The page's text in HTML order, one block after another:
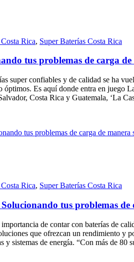
Rica, Super Baterías Costa Rica
tus problemas de carga
super confiables y de calidad se ha
Es aquí donde entra en juego
Costa Rica y Guatemala, ‘La
Rica, Super Baterías Costa Rica
tus problemas
de contar con baterías de
que ofrezcan un rendimiento
y sistemas de energía. “Con más de